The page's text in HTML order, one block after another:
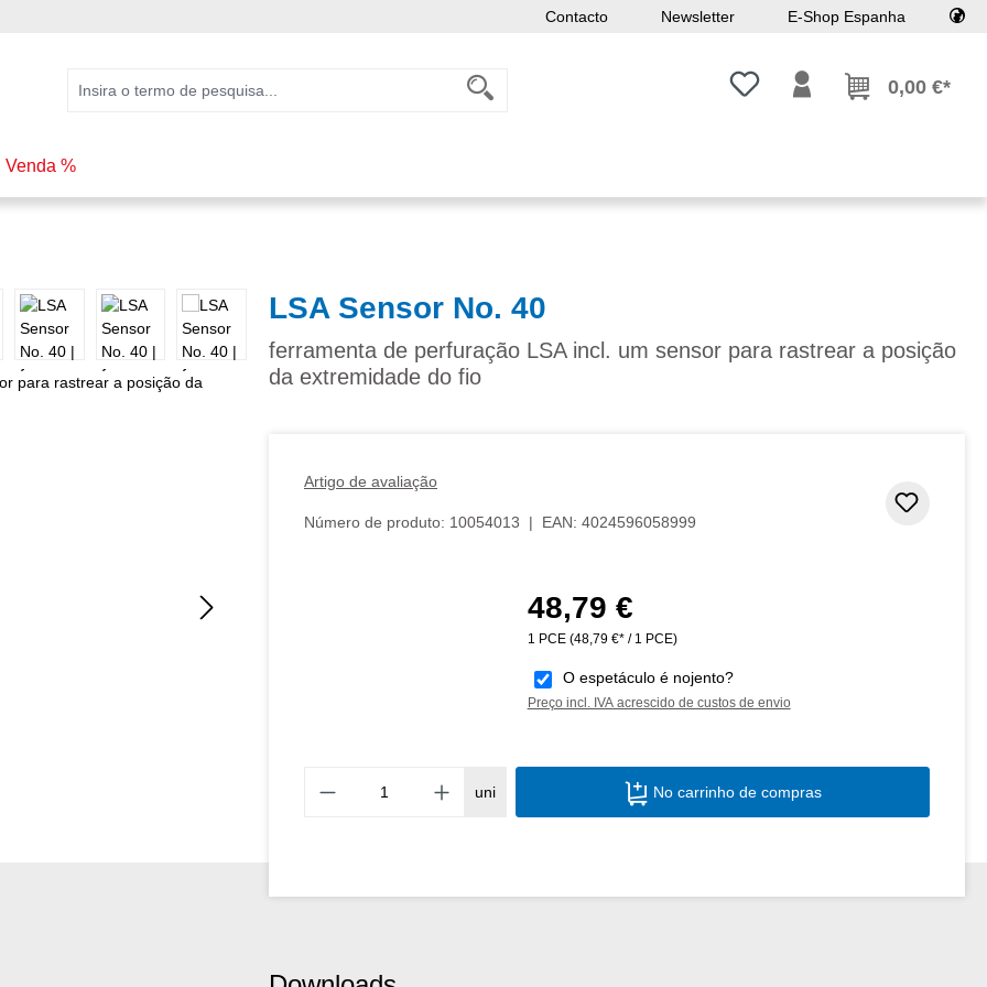
Contacto Newsletter E-Shop Espanha
Tem 0 itens da lista de desejos
0,00 €*
Venda %
LSA Sensor No. 40
ferramenta de perfuração LSA incl. um sensor para rastrear a posição
da extremidade do fio
Artigo de avaliação
Número de produto: 10054013 | EAN: 4024596058999
Preço normal:
48,79 €
1 PCE (48,79 €* / 1 PCE)
O espetáculo é nojento?
Preço incl. IVA acrescido de custos de envio
Quantidade do Produto: Insira a
uni No carrinho de compras